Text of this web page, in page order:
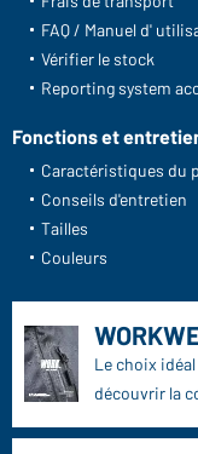
FAQ / Manuel d'
Vérifier le stock
Reporting system
Fonctions et
Caractéristiques du
Conseils d'entretien
Tailles
Couleurs
Le choix
découvrir la